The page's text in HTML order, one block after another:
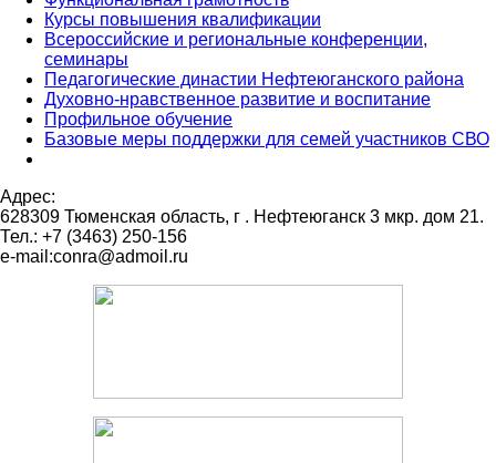
Курсы повышения квалификации
Всероссийские и региональные конференции,
семинары
Педагогические династии Нефтеюганского района
Духовно-нравственное развитие и воспитание
Профильное обучение
Базовые меры поддержки для семей участников СВО
Адрес:
628309 Тюменская область, г . Нефтеюганск 3 мкр. дом 21.
Тел.: +7 (3463) 250-156
e-mail:conra@admoil.ru